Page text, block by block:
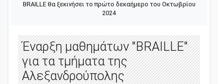
BRAILLE θα ξεκινήσει το πρώτο δεκαήμερο του Οκτωβρίου
2024
Έναρξη μαθημάτων "BRAILLE"
για τα τμήματα της
Αλεξανδρούπολης